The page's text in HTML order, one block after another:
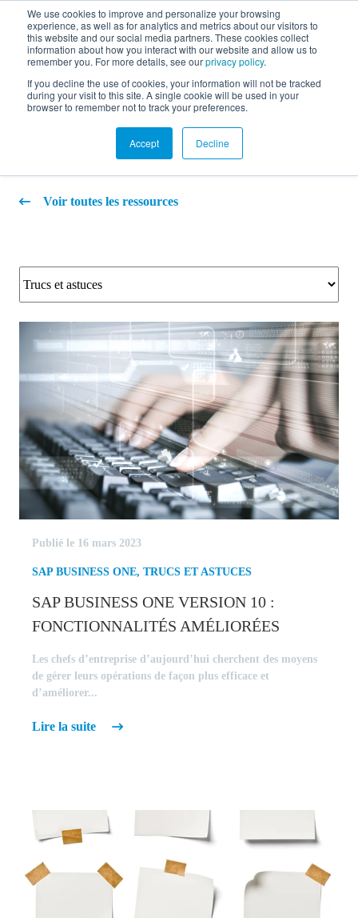
We use cookies to improve and personalize your browsing
experience, as well as for analytics and metrics about our visitors to
this website and our social media partners. These cookies collect
information about how you interact with our website and allow us to
remember you. For more details, see ourprivacy policy.
If you decline the use of cookies, your information will not be tracked
during your visit to this site. A single cookie will be used in your
browser to remember not to track your preferences.
Accept Decline
EN
Blogue
Voir toutes les ressources
Publié le 16 mars 2023
SAP BUSINESS ONE, TRUCS ET ASTUCES
SAP BUSINESS ONE VERSION 10 :
FONCTIONNALITÉS AMÉLIORÉES
Les chefs d’entreprise d’aujourd’hui cherchent des moyens
de gérer leurs opérations de façon plus efficace et
d’améliorer...
Lire la suite